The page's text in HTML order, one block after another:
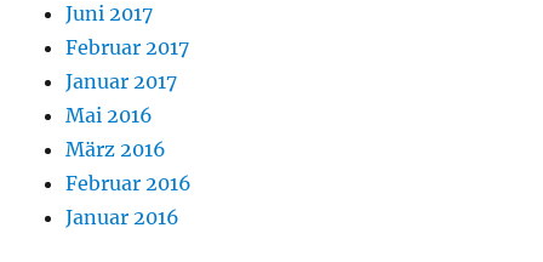
Juni 2017
Februar 2017
Januar 2017
Mai 2016
März 2016
Februar 2016
Januar 2016